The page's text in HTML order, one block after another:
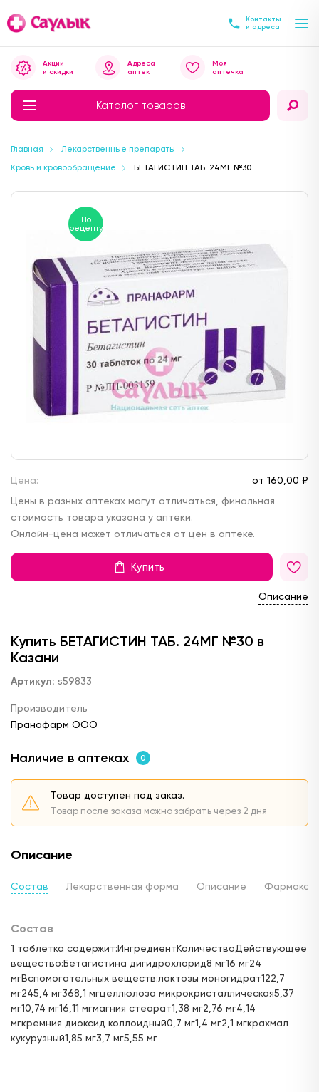
Контакты
и адреса
Каталог товаров
Акции
и скидки
Адреса
аптек
Моя
аптечка
Главная
Лекарственные препараты
Кровь и кровообращение
БЕТАГИСТИН ТАБ. 24МГ №30
По
рецепту
Цена: от 160, 00 ₽
Цены в разных аптеках могут отличаться, финальная
стоимость товара указана у аптеки.
Онлайн-цена может отличаться от цен в аптеке.
Купить
Описание
Купить БЕТАГИСТИН ТАБ. 24МГ №30 в
Казани
Артикул: s59833
Производитель
Пранафарм ООО
Наличие в аптеках 0
Товар доступен под заказ.
Товар после заказа можно забрать через 2 дня
Описание
Состав Лекарственная форма Описание
Состав
1 таблетка содержит:ИнгредиентКоличествоДействующее
вещество:Бетагистина дигидрохлорид8 мг16 мг24
мгВспомогательных веществ:лактозы моногидрат122,7
мг245,4 мг368,1 мгцеллюлоза микрокристаллическая5,37
мг10,74 мг16,11 мгмагния стеарат1,38 мг2,76 мг4,14
мгкремния диоксид коллоидный0,7 мг1,4 мг2,1 мгкрахмал
кукурузный1,85 мг3,7 мг5,55 мг